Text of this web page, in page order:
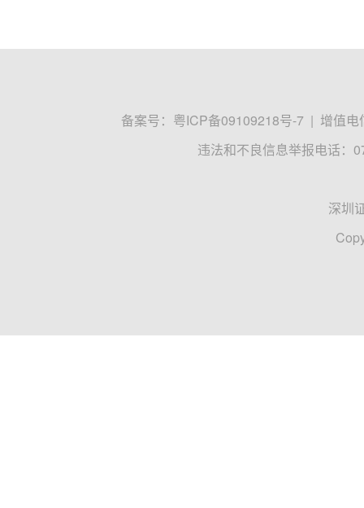
备案号： 粤ICP备09109218号-7 | 增值电
违法和不良信息举报电话：
深圳